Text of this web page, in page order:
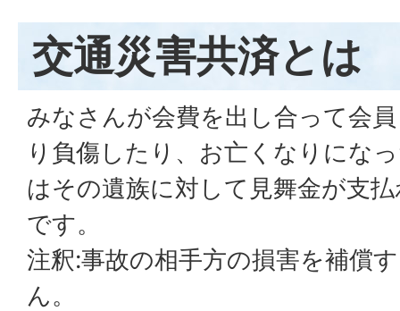
交通災害共済とは
みなさんが会費を出し合って会
り負傷したり、お亡くなりにな
はその遺族に対して見舞金が支
です。
注釈:事故の相手方の損害を補償
ん。